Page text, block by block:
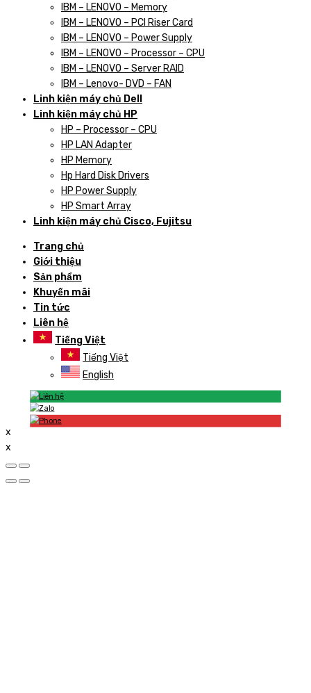
IBM – LENOVO – Memory
IBM – LENOVO – PCI Riser Card
IBM – LENOVO – Power Supply
IBM – LENOVO – Processor – CPU
IBM – LENOVO – Server RAID
IBM – Lenovo- DVD – FAN
Linh kiện máy chủ Dell
Linh kiện máy chủ HP
HP – Processor – CPU
HP LAN Adapter
HP Memory
Hp Hard Disk Drivers
HP Power Supply
HP Smart Array
Linh kiện máy chủ Cisco, Fujitsu
Trang chủ
Giới thiệu
Sản phẩm
Khuyến mãi
Tin tức
Liên hệ
Tiếng Việt
Tiếng Việt
English
x
x